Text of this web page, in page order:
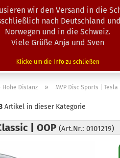
wir den Versand in die
nach Deutschland
Norwegen und in die Schweiz.
Viele Grüße Anja und Sven
Klicke um die Info zu schließen
AUSRÜSTUNG ZUBEHÖR
Hohe Distanz » MVP Disc Sports |
Artikel in dieser Kategorie
| OOP (Art.Nr.: 0101219)